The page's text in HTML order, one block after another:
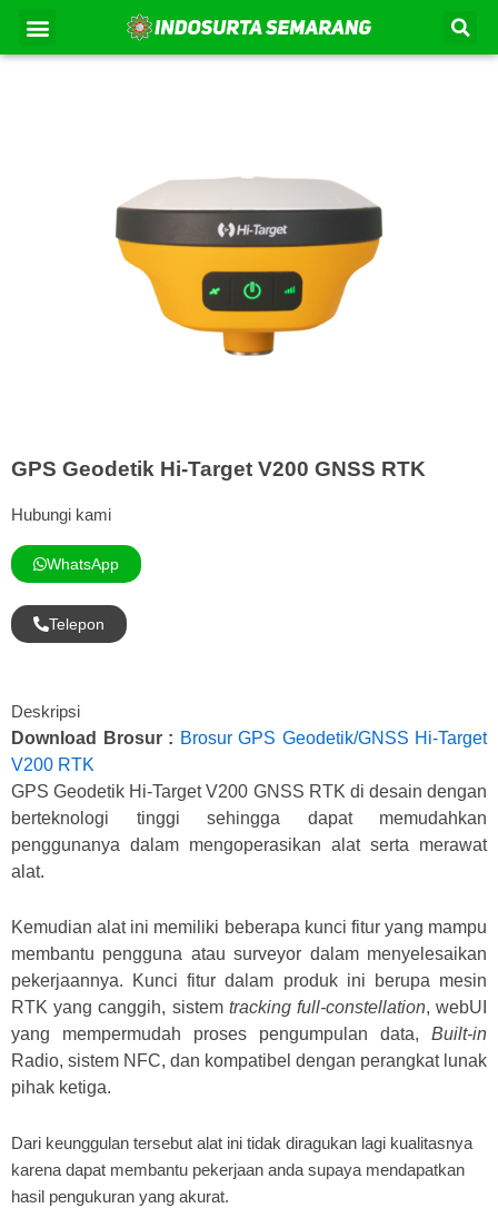
konten
Menu
GPS Geodetik Hi-Target V200 GNSS RTK
Hubungi kami
WhatsApp
Telepon
Deskripsi
Download Brosur : Brosur GPS Geodetik/GNSS Hi-Target
V200 RTK
GPS Geodetik Hi-Target V200 GNSS RTK di desain dengan
berteknologi tinggi sehingga dapat memudahkan
penggunanya dalam mengoperasikan alat serta merawat
alat.
Kemudian alat ini memiliki beberapa kunci fitur yang mampu
membantu pengguna atau surveyor dalam menyelesaikan
pekerjaannya. Kunci fitur dalam produk ini berupa mesin
RTK yang canggih, sistem tracking full-constellation, webUI
yang mempermudah proses pengumpulan data, Built-in
Radio, sistem NFC, dan kompatibel dengan perangkat lunak
pihak ketiga.
Dari keunggulan tersebut alat ini tidak diragukan lagi kualitasnya
karena dapat membantu pekerjaan anda supaya mendapatkan
hasil pengukuran yang akurat.